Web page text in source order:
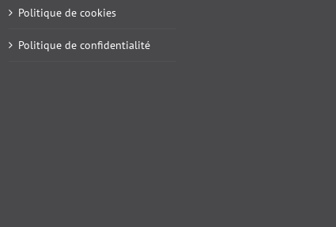
Politique de cookies
Politique de confidentialité